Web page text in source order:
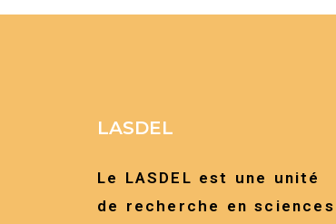
LASDEL
Le LASDEL est une unité
de recherche en sciences